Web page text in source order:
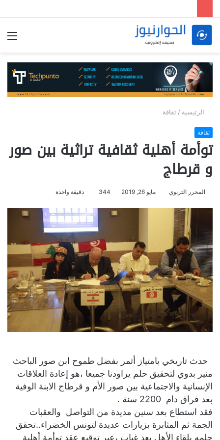
الرئيسية / ثقافة
ثقافة
توأمة أهلية ثقافية تراثية بين صور
و قرطاج
المحرر التربوي مايو 26, 2019 344 دقيقة واحدة
حدث تاريخي بامتياز أثمر بفضل طموح ابن صور الباحث
منير بدوي لتحقيق حلم يراودنا جميعا ،هو إعادة العلاقات
الإنسانية والاجتماعية بين صور الأم و قرطاج الابنة الوفية
بعد فراق دام 2200 سنة .
فقد استطاع بعد سنين مديدة من التواصل والعقبات
الجمة ثم المثابرة بزيارات عديدة لتونس الخضراء..تحقق
حلمه بلقاء الأهل بعد غياب ،عبر توقيع عقد توأمة أهلية